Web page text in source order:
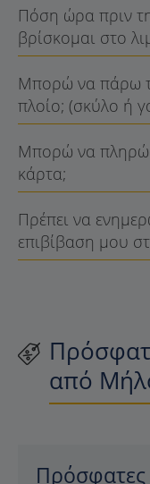
Πόση ώρα πριν
βρίσκομαι στο
Μπορώ να πάρω
πλοίο; (σκύλο ή
Μπορώ να πληρώσω με PayPal ή
κάρτα;
Πρέπει να
επιβίβαση μου
από
Πρόσφατες